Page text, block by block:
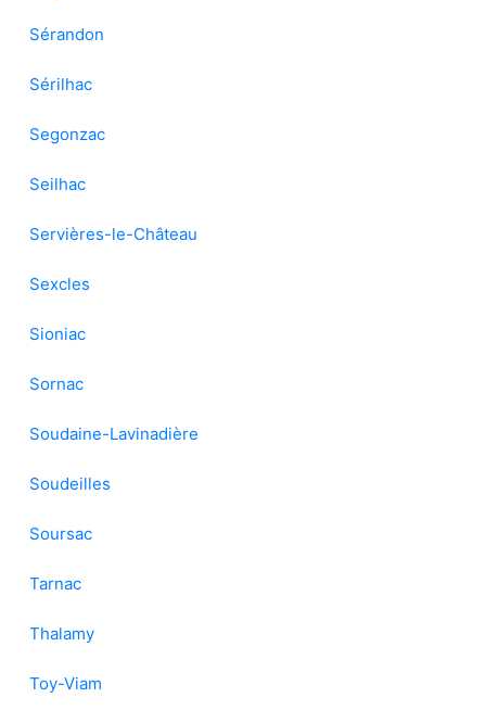
Sérandon
Sérilhac
Segonzac
Seilhac
Servières-le-Château
Sexcles
Sioniac
Sornac
Soudaine-Lavinadière
Soudeilles
Soursac
Tarnac
Thalamy
Toy-Viam